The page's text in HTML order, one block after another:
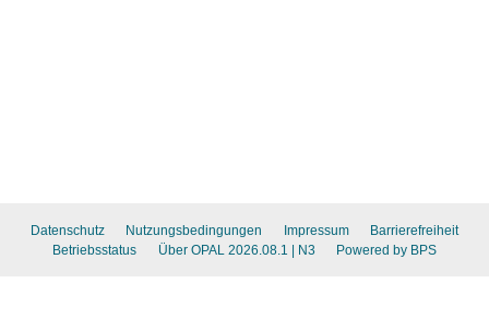
Datenschutz Nutzungsbedingungen Impressum
Barrierefreiheit
Betriebsstatus
Über OPAL 2026.08.1 | N3 Powered by BPS